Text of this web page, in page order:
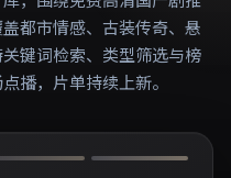
都市情感、古装传奇、悬
键词检索、类型筛选与榜
播，片单持续上新。